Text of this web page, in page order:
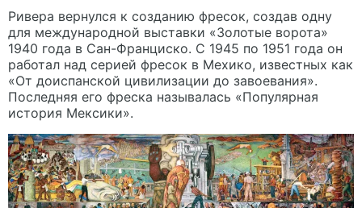
Ривера вернулся к созданию фресок, создав одну
для международной выставки «Золотые ворота»
1940 года в Сан-Франциско. С 1945 по 1951 года он
работал над серией фресок в Мехико, известных как
«От доиспанской цивилизации до завоевания».
Последняя его фреска называлась «Популярная
история Мексики».